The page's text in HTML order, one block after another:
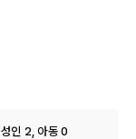
성인 2, 아동 0